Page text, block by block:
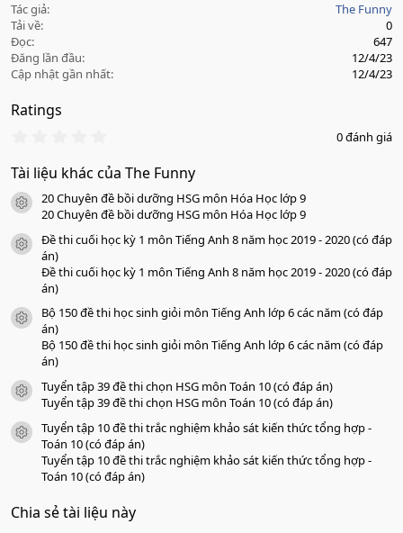
Tác giả
The Funny
Tải về
0
Đọc
647
Đăng lần đầu
12/4/23
Cập nhật gần nhất
12/4/23
Ratings
0
0
s
a
o
0 đánh giá
Tài liệu khác của The Funny
icon tài liệu
20 Chuyên đề bồi dưỡng HSG môn Hóa Học lớp 9
20 Chuyên đề bồi dưỡng HSG môn Hóa Học lớp 9
icon tài liệu
Đề thi cuối học kỳ 1 môn Tiếng Anh 8 năm học 2019 - 2020 (có đáp
án)
Đề thi cuối học kỳ 1 môn Tiếng Anh 8 năm học 2019 - 2020 (có đáp
án)
icon tài liệu
Bộ 150 đề thi học sinh giỏi môn Tiếng Anh lớp 6 các năm (có đáp
án)
Bộ 150 đề thi học sinh giỏi môn Tiếng Anh lớp 6 các năm (có đáp
án)
icon tài liệu
Tuyển tập 39 đề thi chọn HSG môn Toán 10 (có đáp án)
Tuyển tập 39 đề thi chọn HSG môn Toán 10 (có đáp án)
icon tài liệu
Tuyển tập 10 đề thi trắc nghiệm khảo sát kiến thức tổng hợp -
Toán 10 (có đáp án)
Tuyển tập 10 đề thi trắc nghiệm khảo sát kiến thức tổng hợp -
Toán 10 (có đáp án)
Chia sẻ tài liệu này